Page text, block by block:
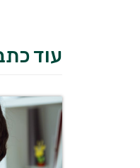
עוד